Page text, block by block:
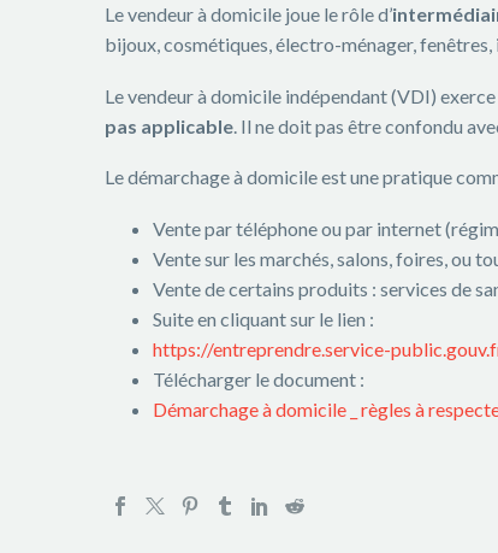
Le vendeur à domicile joue le rôle d’
bijoux, cosmétiques, électro-ménager,
Le vendeur à domicile indépendant (VDI)
pas applicable . Il ne doit pas être confondu
Le démarchage à domicile est une pratique
Vente par téléphone ou par internet
Vente sur les marchés, salons, foires, ou
Vente de certains produits : services de
Suite en cliquant sur le lien :
https://entreprendre.service-
Télécharger le document :
Démarchage à domicile _ règles à